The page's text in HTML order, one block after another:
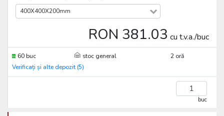
400X400X200mm
RON 381.03 cu t.v.a./buc
60 buc stoc general
2 oră
Verificați și alte depozit (5)
buc